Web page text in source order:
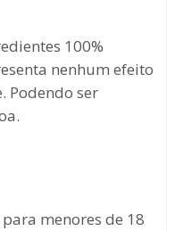
100%
nenhum efeito
Podendo ser
menores de 18